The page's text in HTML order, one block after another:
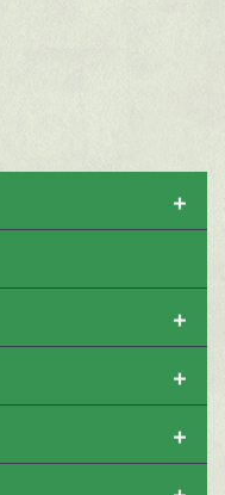
+
+
+
+